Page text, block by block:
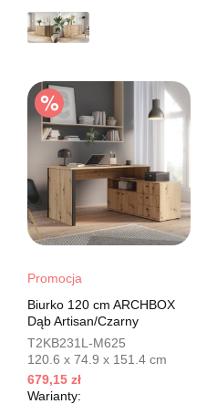
Promocja
Biurko 120 cm ARCHBOX
Dąb Artisan/Czarny
T2KB231L-M625
120.6 x 74.9 x 151.4 cm
679,15 zł
Warianty: